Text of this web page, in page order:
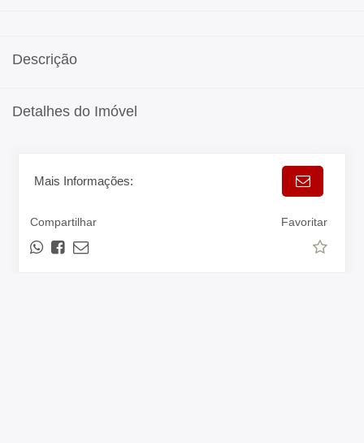
Descrição
Detalhes do Imóvel
Mais Informações:
Compartilhar Favoritar